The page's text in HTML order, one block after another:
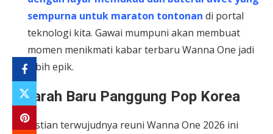
sempurna untuk maraton tontonan di portal
teknologi kita. Gawai mumpuni akan membuat
momen menikmati kabar terbaru Wanna One jadi
lebih epik.
Sejarah Baru Panggung Pop Korea
Kepastian terwujudnya reuni Wanna One 2026 ini